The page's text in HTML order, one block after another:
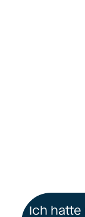
Ich